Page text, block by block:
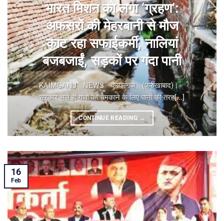
भारत मिशन को लगा ‘ग्रहण’:
अफसरों की मेहरबानी से मौज
काट रहा सफाईकर्मी, नालियां
बजबजाईं, सड़कों पर गंदा पानी
KAIMGANJ NEWS कायमगंज (फर्रुखाबाद)। ​
सरकार भले ही गांवों को चमकाने के लिए पानी की तरह[...]
CONTINUE READING →
16
Feb